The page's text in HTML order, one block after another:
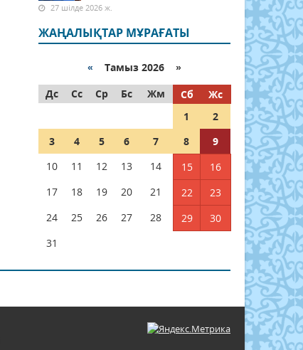
27 шілде 2026 ж.
ЖАҢАЛЫҚТАР МҰРАҒАТЫ
« Тамыз 2026 »
Дс
Сс Ср Бс Жм Сб
Жс
1
2
3
4 5 6 7 8
9
10
11 12 13 14 15
16
17
18 19 20 21 22
23
24
25 26 27 28 29
30
31